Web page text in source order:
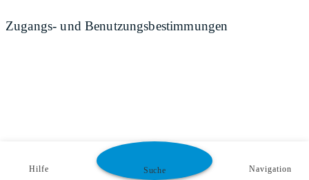
Zugangs- und Benutzungsbestimmungen
Hilfe Suche Navigation